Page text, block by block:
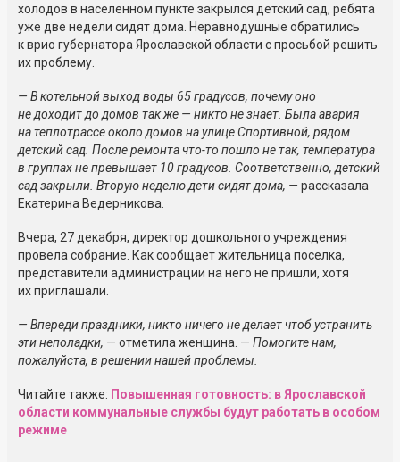
холодов в населенном пункте закрылся детский сад, ребята
уже две недели сидят дома. Неравнодушные обратились
к врио губернатора Ярославской области с просьбой решить
их проблему.
— В котельной выход воды 65 градусов, почему оно
не доходит до домов так же — никто не знает. Была авария
на теплотрассе около домов на улице Спортивной, рядом
детский сад. После ремонта что-то пошло не так, температура
в группах не превышает 10 градусов. Соответственно, детский
сад закрыли. Вторую неделю дети сидят дома, — рассказала
Екатерина Ведерникова.
Вчера, 27 декабря, директор дошкольного учреждения
провела собрание. Как сообщает жительница поселка,
представители администрации на него не пришли, хотя
их приглашали.
— Впереди праздники, никто ничего не делает чтоб устранить
эти неполадки, — отметила женщина. — Помогите нам,
пожалуйста, в решении нашей проблемы.
Читайте также: Повышенная готовность: в Ярославской
области коммунальные службы будут работать в особом
режиме